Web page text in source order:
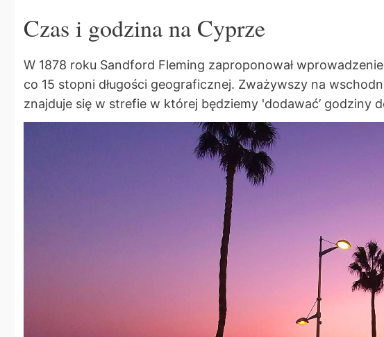
Czas i godzina na Cyprze
W 1878 roku Sandford Fleming zaproponował
co 15 stopni długości geograficznej. Zważywszy na
znajduje się w strefie w której będziemy 'dodawać’ godziny